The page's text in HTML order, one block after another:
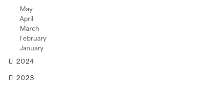
May
April
March
February
January
2024
2023